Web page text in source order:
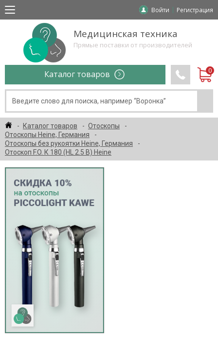
Войти Регистрация
Медицинская техника
Прямые поставки от производителей
Каталог товаров
Каталог товаров
Отоскопы
Отоскопы Heine, Германия
Отоскопы без рукоятки Heine, Германия
Отоскоп F.O. К 180 (HL 2.5 В) Heine